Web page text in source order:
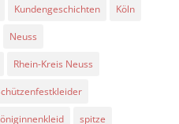
Kundengeschichten Köln
Neuss
Rhein-Kreis Neuss
spitze